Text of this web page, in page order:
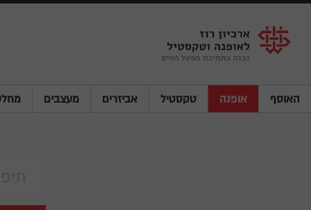
Shenkar
Logo
האוסף אופנה טקסטיל אביזרים מעצבים